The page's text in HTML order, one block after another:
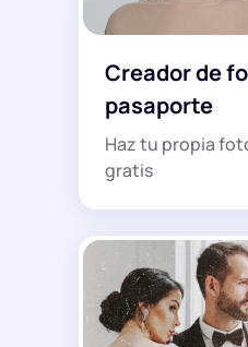
Creador de
pasaporte
Haz tu propia
gratis